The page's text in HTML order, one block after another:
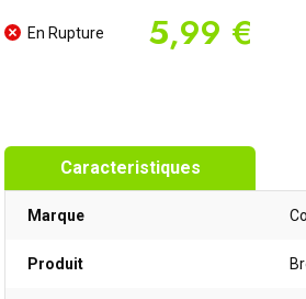
En Rupture 5,99 €
Caracteristiques
Marque
Produit